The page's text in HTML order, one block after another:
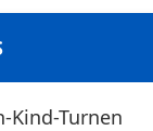
Kind-Turnen